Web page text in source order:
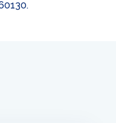
.